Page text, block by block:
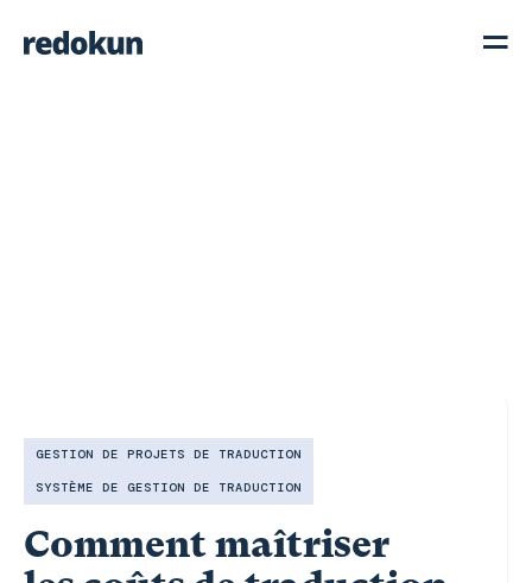
GESTION DE PROJETS DE TRADUCTION
SYSTÈME DE GESTION DE TRADUCTION
Comment maîtriser